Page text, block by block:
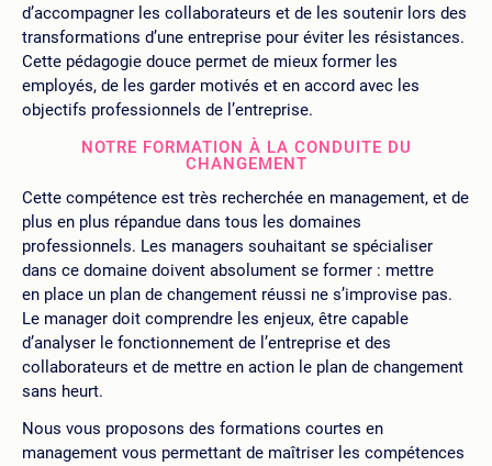
d’accompagner les collaborateurs et de les soutenir lors des
transformations d’une entreprise pour éviter les résistances.
Cette pédagogie douce permet de mieux former les
employés, de les garder motivés et en accord avec les
objectifs professionnels de l’entreprise.
NOTRE FORMATION À LA CONDUITE DU
CHANGEMENT
Cette compétence est très recherchée en management, et de
plus en plus répandue dans tous les domaines
professionnels. Les managers souhaitant se spécialiser
dans ce domaine doivent absolument se former : mettre
en place un plan de changement réussi ne s’improvise pas.
Le manager doit comprendre les enjeux, être capable
d’analyser le fonctionnement de l’entreprise et des
collaborateurs et de mettre en action le plan de changement
sans heurt.
Nous vous proposons des formations courtes en
management vous permettant de maîtriser les compétences